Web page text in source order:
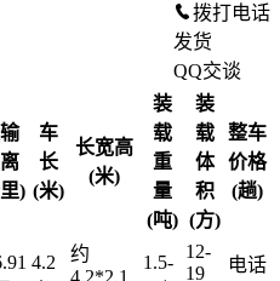
拨打电话
发货
QQ交谈
)
车
长
(米)
长宽高
(米)
装
载
重
量
(吨)
装
载
体
积
(方)
整车
价格
(趟)
4.2
约
4.2*2.1
1.5-
12-
19
电话